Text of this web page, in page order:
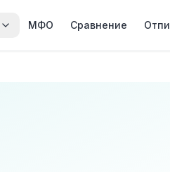
МФО Сравнение